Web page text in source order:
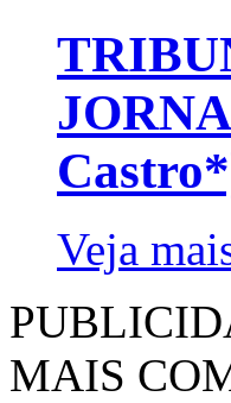
Veja
MAIS